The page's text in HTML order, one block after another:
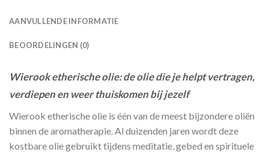
AANVULLENDE INFORMATIE
BEOORDELINGEN (0)
Wierook etherische olie: de olie die je helpt vertragen,
verdiepen en weer thuiskomen bij jezelf
Wierook etherische olie is één van de meest bijzondere oliën
binnen de aromatherapie. Al duizenden jaren wordt deze
kostbare olie gebruikt tijdens meditatie, gebed en spirituele